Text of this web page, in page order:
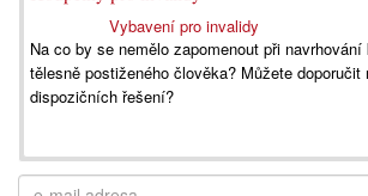
Vybavení pro invalidy
Na co by se nemělo zapomenout při navrhování
tělesně postiženého člověka? Můžete doporučit
dispozičních řešení?